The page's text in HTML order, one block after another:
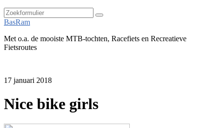
Zoeken
BasRam
Met o.a. de mooiste MTB-tochten, Racefiets en Recreatieve
Fietsroutes
17 januari 2018
Nice bike girls